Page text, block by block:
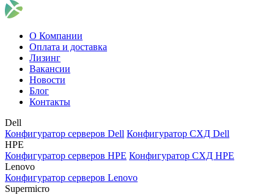
О Компании
Оплата и доставка
Лизинг
Вакансии
Новости
Блог
Контакты
Dell
Конфигуратор серверов Dell Конфигуратор СХД Dell
HPE
Конфигуратор серверов HPE Конфигуратор СХД HPE
Lenovo
Конфигуратор серверов Lenovo
Supermicro